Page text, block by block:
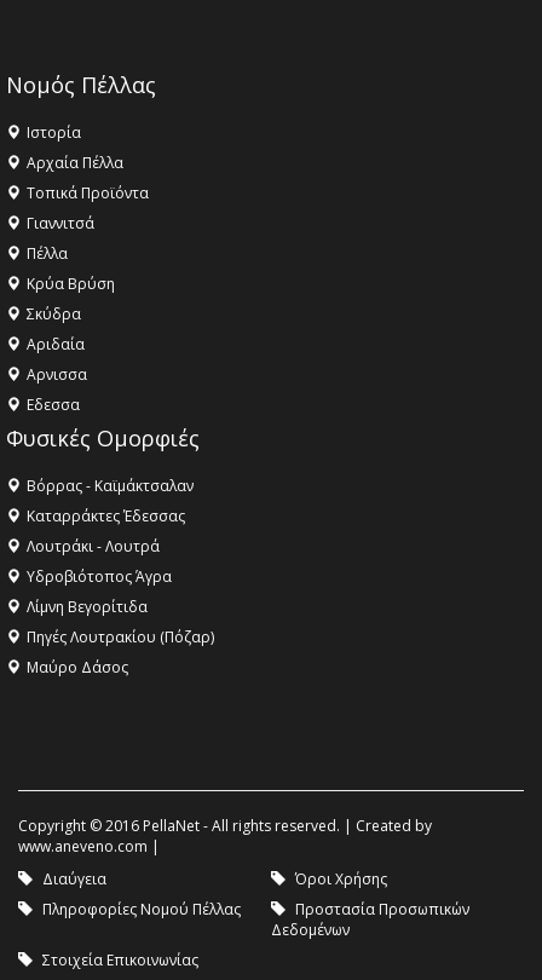
Νομός Πέλλας
Ιστορία
Αρχαία Πέλλα
Τοπικά Προϊόντα
Γιαννιτσά
Πέλλα
Κρύα Βρύση
Σκύδρα
Αριδαία
Aρνισσα
Eδεσσα
Φυσικές Ομορφιές
Βόρρας - Καϊμάκτσαλαν
Καταρράκτες Έδεσσας
Λουτράκι - Λουτρά
Υδροβιότοπος Άγρα
Λίμνη Βεγορίτιδα
Πηγές Λουτρακίου (Πόζαρ)
Μαύρο Δάσος
Copyright © 2016 PellaNet - All rights reserved. | Created by
www.aneveno.com |
Διαύγεια
Όροι Χρήσης
Πληροφορίες Νομού Πέλλας
Προστασία Προσωπικών
Δεδομένων
Στοιχεία Επικοινωνίας